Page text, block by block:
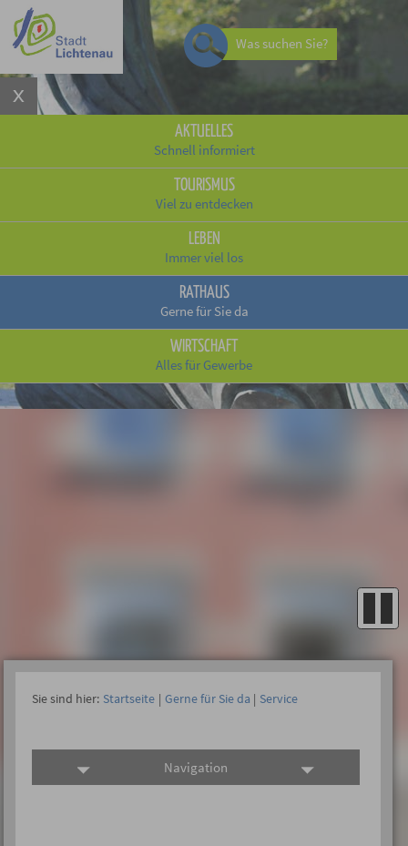
Was suchen Sie?
AKTUELLES
Schnell informiert
TOURISMUS
Viel zu entdecken
LEBEN
Immer viel los
RATHAUS
Gerne für Sie da
WIRTSCHAFT
Alles für Gewerbe
Sie sind hier: Startseite | Gerne für Sie da | Service
Navigation